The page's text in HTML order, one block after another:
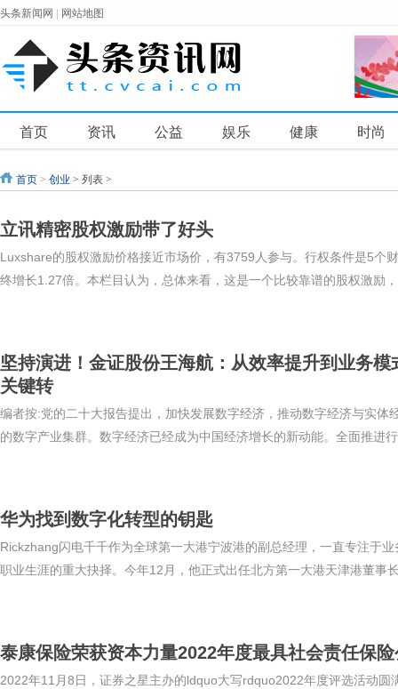
头条新闻网 网站地图
首页 资讯 公益 娱乐 健康 时尚
首页 > 创业 > 列表 >
立讯精密股权激励带了好头
Luxshare的股权激励价格接近市场价，有3759人参与。行权条件是5个
终增长1.27倍。本栏目认为，总体来看，这是一个比较靠谱的股权激励
坚持演进！金证股份王海航：从效率提升到业务
关键转
编者按:党的二十大报告提出，加快发展数字经济，推动数字经济与实体
的数字产业集群。数字经济已经成为中国经济增长的新动能。全面推进
华为找到数字化转型的钥匙
Rickzhang闪电千千作为全球第一大港宁波港的副总经理，一直专注于
职业生涯的重大抉择。今年12月，他正式出任北方第一大港天津港董事
泰康保险荣获资本力量2022年度最具社会责任保
2022年11月8日，证券之星主办的ldquo大写rdquo2022年度评选活动圆